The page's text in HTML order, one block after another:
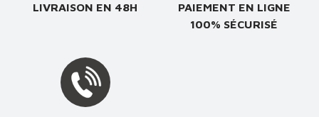
LIVRAISON EN 48H
PAIEMENT EN LIGNE
100% SÉCURISÉ